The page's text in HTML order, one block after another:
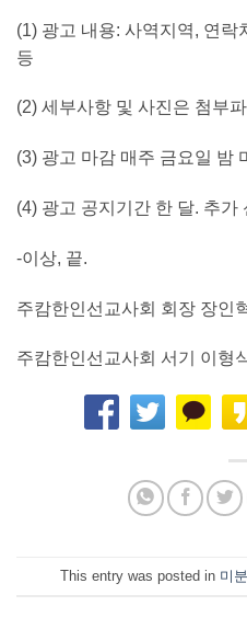
(1) 광고 내용: 사역지역, 연
등
(2) 세부사항 및 사진은 첨부
(3) 광고 마감 매주 금요일 밤
(4) 광고 공지기간 한 달. 추가
-이상, 끝.
주캄한인선교사회 회장 장인
주캄한인선교사회 서기 이형
This entry was posted in 미